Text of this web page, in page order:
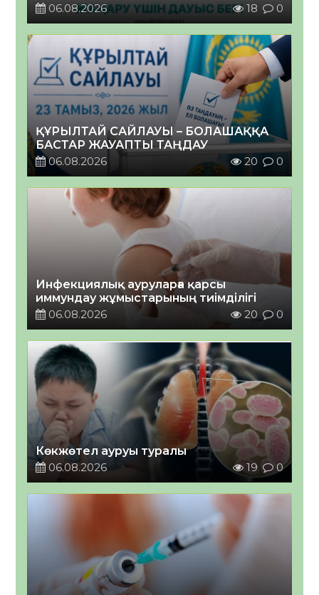
06.08.2026
18 0
ҚҰРЫЛТАЙ САЙЛАУЫ – БОЛАШАҚҚА
БАСТАР ЖАУАПТЫ ТАҢДАУ
06.08.2026
20 0
Инфекциялық ауруларға қарсы
иммундау жұмыстарының тиімділігі
06.08.2026
20 0
Көкжөтел ауруы туралы
06.08.2026
19 0